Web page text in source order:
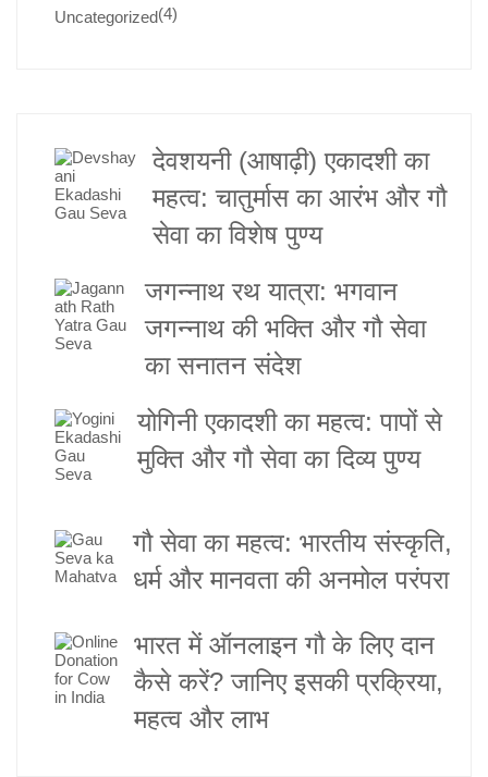
Uncategorized(4)
देवशयनी (आषाढ़ी) एकादशी का
महत्व: चातुर्मास का आरंभ और गौ
सेवा का विशेष पुण्य
जगन्नाथ रथ यात्रा: भगवान
जगन्नाथ की भक्ति और गौ सेवा
का सनातन संदेश
योगिनी एकादशी का महत्व: पापों से
मुक्ति और गौ सेवा का दिव्य पुण्य
गौ सेवा का महत्व: भारतीय संस्कृति,
धर्म और मानवता की अनमोल परंपरा
भारत में ऑनलाइन गौ के लिए दान
कैसे करें? जानिए इसकी प्रक्रिया,
महत्व और लाभ